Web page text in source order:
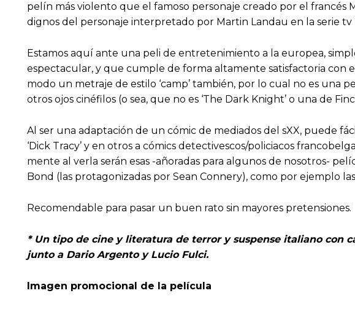
pelín más violento que el famoso personaje creado por el
dignos del personaje interpretado por Martin Landau en la serie tv
Estamos aquí ante una peli de entretenimiento a la europea,
espectacular, y que cumple de forma altamente satisfactoria con
modo un metraje de estilo ‘camp’ también, por lo cual no es una
otros ojos cinéfilos (o sea, que no es ‘The Dark Knight’ o una de
Al ser una adaptación de un cómic de mediados del sXX, puede
‘Dick Tracy’ y en otros a cómics detectivescos/policiacos
mente al verla serán esas -añoradas para algunos de nosotros-
Bond (las protagonizadas por Sean Connery), como por ejemplo las
Recomendable para pasar un buen rato sin mayores pretensiones.
* Un tipo de cine y literatura de terror y suspense italiano con
junto a Dario Argento y Lucio Fulci.
Imagen promocional de la película